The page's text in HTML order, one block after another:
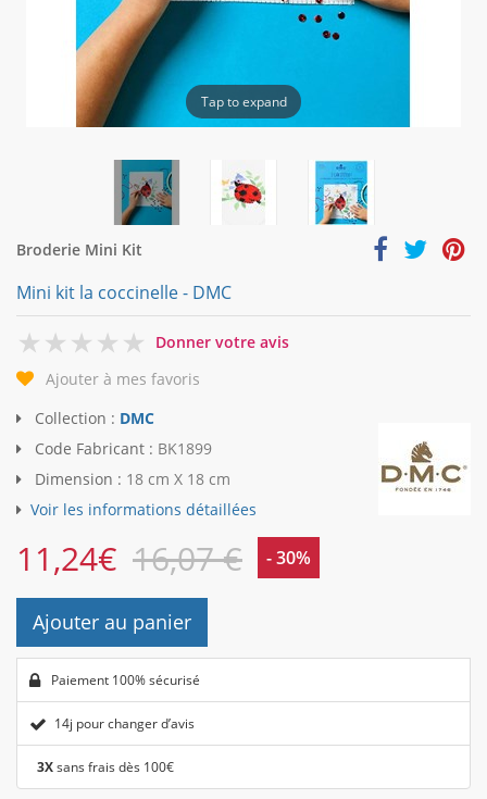
Tap to expand
Broderie Mini Kit
Mini kit la coccinelle - DMC
0
Donner votre avis
Ajouter à mes favoris
Collection : DMC
Code Fabricant : BK1899
Dimension : 18 cm X 18 cm
Voir les informations détaillées
11,24€ 16,07 € - 30%
Ajouter au panier
Paiement 100% sécurisé
14j pour changer d’avis
3Xsans frais dès 100€